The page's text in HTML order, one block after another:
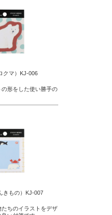
クマ）KJ-006
形をした使い勝手の
きもの）KJ-007
ちのイラストをデザ